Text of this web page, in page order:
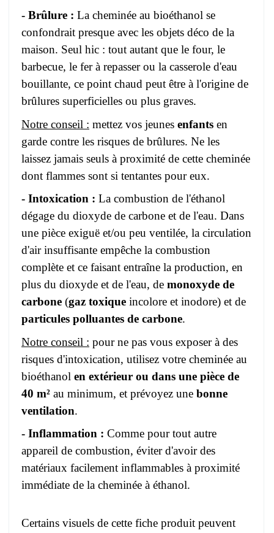
- Brûlure : La cheminée au bioéthanol se
confondrait presque avec les objets déco de la
maison. Seul hic : tout autant que le four, le
barbecue, le fer à repasser ou la casserole d'eau
bouillante, ce point chaud peut être à l'origine de
brûlures superficielles ou plus graves.
Notre conseil : mettez vos jeunes enfants en
garde contre les risques de brûlures. Ne les
laissez jamais seuls à proximité de cette cheminée
dont flammes sont si tentantes pour eux.
- Intoxication : La combustion de l'éthanol
dégage du dioxyde de carbone et de l'eau. Dans
une pièce exiguë et/ou peu ventilée, la circulation
d'air insuffisante empêche la combustion
complète et ce faisant entraîne la production, en
plus du dioxyde et de l'eau, de monoxyde de
carbone (gaz toxique incolore et inodore) et de
particules polluantes de carbone.
Notre conseil : pour ne pas vous exposer à des
risques d'intoxication, utilisez votre cheminée au
bioéthanol en extérieur ou dans une pièce de
40 m² au minimum, et prévoyez une bonne
ventilation.
- Inflammation : Comme pour tout autre
appareil de combustion, éviter d'avoir des
matériaux facilement inflammables à proximité
immédiate de la cheminée à éthanol.
Certains visuels de cette fiche produit peuvent